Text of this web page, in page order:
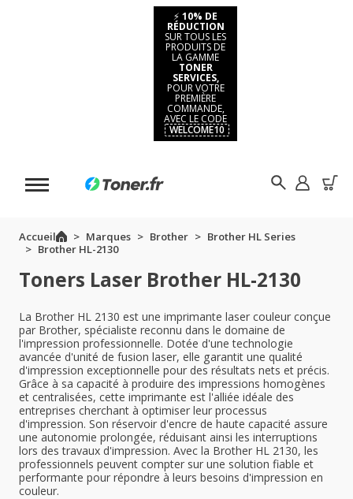
⚡ 10% DE
RÉDUCTION
SUR TOUS LES
PRODUITS DE
LA GAMME
TONER
SERVICES,
POUR VOTRE
PREMIÈRE
COMMANDE,
AVEC LE CODE
WELCOME10
Accueil Marques Brother
Brother HL Series
Brother HL-2130
Toners Laser Brother HL-2130
La Brother HL 2130 est une imprimante laser couleur conçue
par Brother, spécialiste reconnu dans le domaine de
l'impression professionnelle. Dotée d'une technologie
avancée d'unité de fusion laser, elle garantit une qualité
d'impression exceptionnelle pour des résultats nets et précis.
Grâce à sa capacité à produire des impressions homogènes
et centralisées, cette imprimante est l'alliée idéale des
entreprises cherchant à optimiser leur processus
d'impression. Son réservoir d'encre de haute capacité assure
une autonomie prolongée, réduisant ainsi les interruptions
lors des travaux d'impression. Avec la Brother HL 2130, les
professionnels peuvent compter sur une solution fiable et
performante pour répondre à leurs besoins d'impression en
couleur.